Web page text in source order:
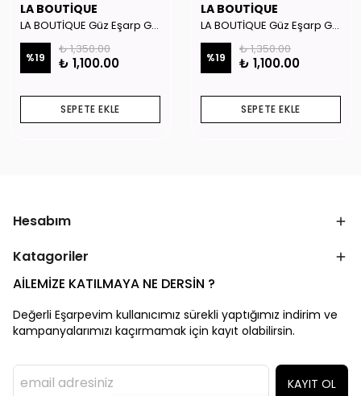
LA BOUTİQUE
LA BOUTİQUE Güz Eşarp GYSE262908
%19
₺ 1,350.00
₺ 1,100.00
SEPETE EKLE
LA BOUTİQUE
LA BOUTİQUE Güz Eşarp GYSE130804
%19
₺ 1,350.00
₺ 1,100.00
SEPETE EKLE
Hesabım
Katagoriler
AİLEMİZE KATILMAYA NE DERSİN ?
Değerli Eşarpevim kullanıcımız sürekli yaptığımız indirim ve
kampanyalarımızı kaçırmamak için kayıt olabilirsin.
KAYIT OL